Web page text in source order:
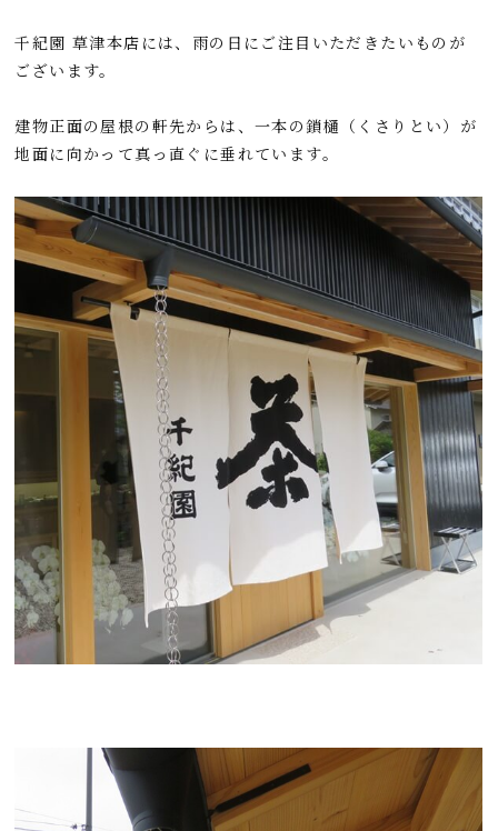
千紀園 草津本店には、雨の日にご注目いただきたいものが
ございます。
建物正面の屋根の軒先からは、一本の鎖樋（くさりとい）が
地面に向かって真っ直ぐに垂れています。